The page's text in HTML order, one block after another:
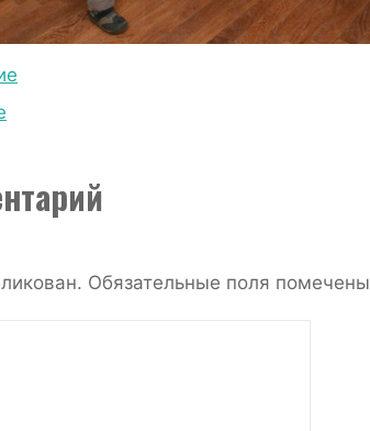
Обязательные поля помечены